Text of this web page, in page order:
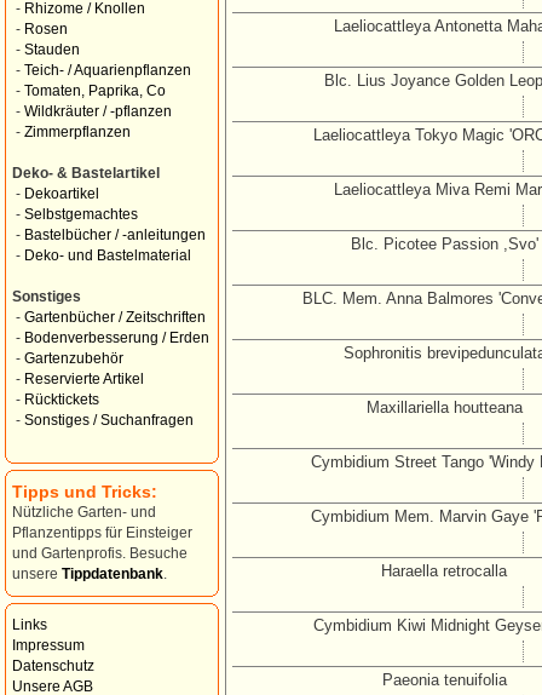
- Rhizome / Knollen
- Rosen
- Stauden
- Teich- / Aquarienpflanzen
- Tomaten, Paprika, Co
- Wildkräuter / -pflanzen
- Zimmerpflanzen
Deko- & Bastelartikel
- Dekoartikel
- Selbstgemachtes
- Bastelbücher / -anleitungen
- Deko- und Bastelmaterial
Sonstiges
- Gartenbücher / Zeitschriften
- Bodenverbesserung / Erden
- Gartenzubehör
- Reservierte Artikel
- Rücktickets
- Sonstiges / Suchanfragen
Tipps und Tricks:
Nützliche Garten- und
Pflanzentipps für Einsteiger
und Gartenprofis. Besuche
unsere Tippdatenbank
Links
Impressum
Datenschutz
Unsere AGB
Laeliocattleya Antonetta
Blc. Lius Joyance Golden
Laeliocattleya Tokyo Magic
Laeliocattleya Miva Remi
Blc. Picotee Passion ,Svo'
BLC. Mem. Anna Balmores
Sophronitis
Maxillariella houtteana
Cymbidium Street Tango 'Windy
Cymbidium Mem. Marvin Gaye
Haraella retrocalla
Cymbidium Kiwi Midnight
Paeonia tenuifolia